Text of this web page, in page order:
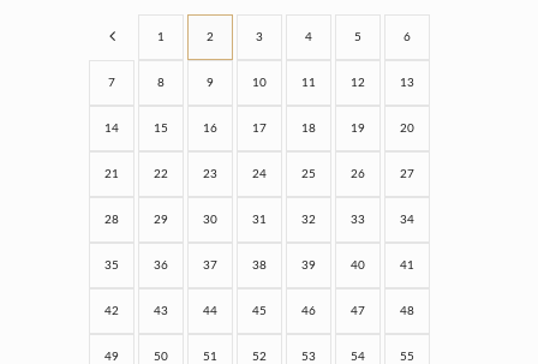
1 2 3 4 5 6
7 8 9 10 11 12 13
14 15 16 17 18 19 20
21 22 23 24 25 26 27
28 29 30 31 32 33 34
35 36 37 38 39 40 41
42 43 44 45 46 47 48
49 50 51 52 53 54 55